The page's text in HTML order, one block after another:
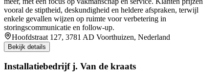
vooral de stiptheid, deskundigheid en heldere afspraken, terwijl
enkele gevallen wijzen op ruimte voor verbetering in
storingscommunicatie en follow‑up.
Hoofdstraat 127, 3781 AD Voorthuizen, Nederland
Bekijk details
Installatiebedrijf j. Van de kraats